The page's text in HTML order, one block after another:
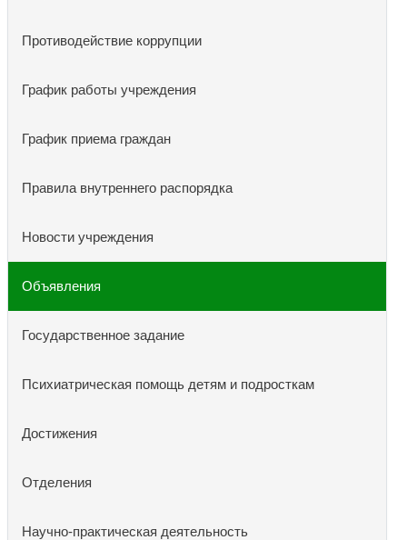
Противодействие коррупции
График работы учреждения
График приема граждан
Правила внутреннего распорядка
Новости учреждения
Объявления
Государственное задание
Психиатрическая помощь детям и подросткам
Достижения
Отделения
Научно-практическая деятельность